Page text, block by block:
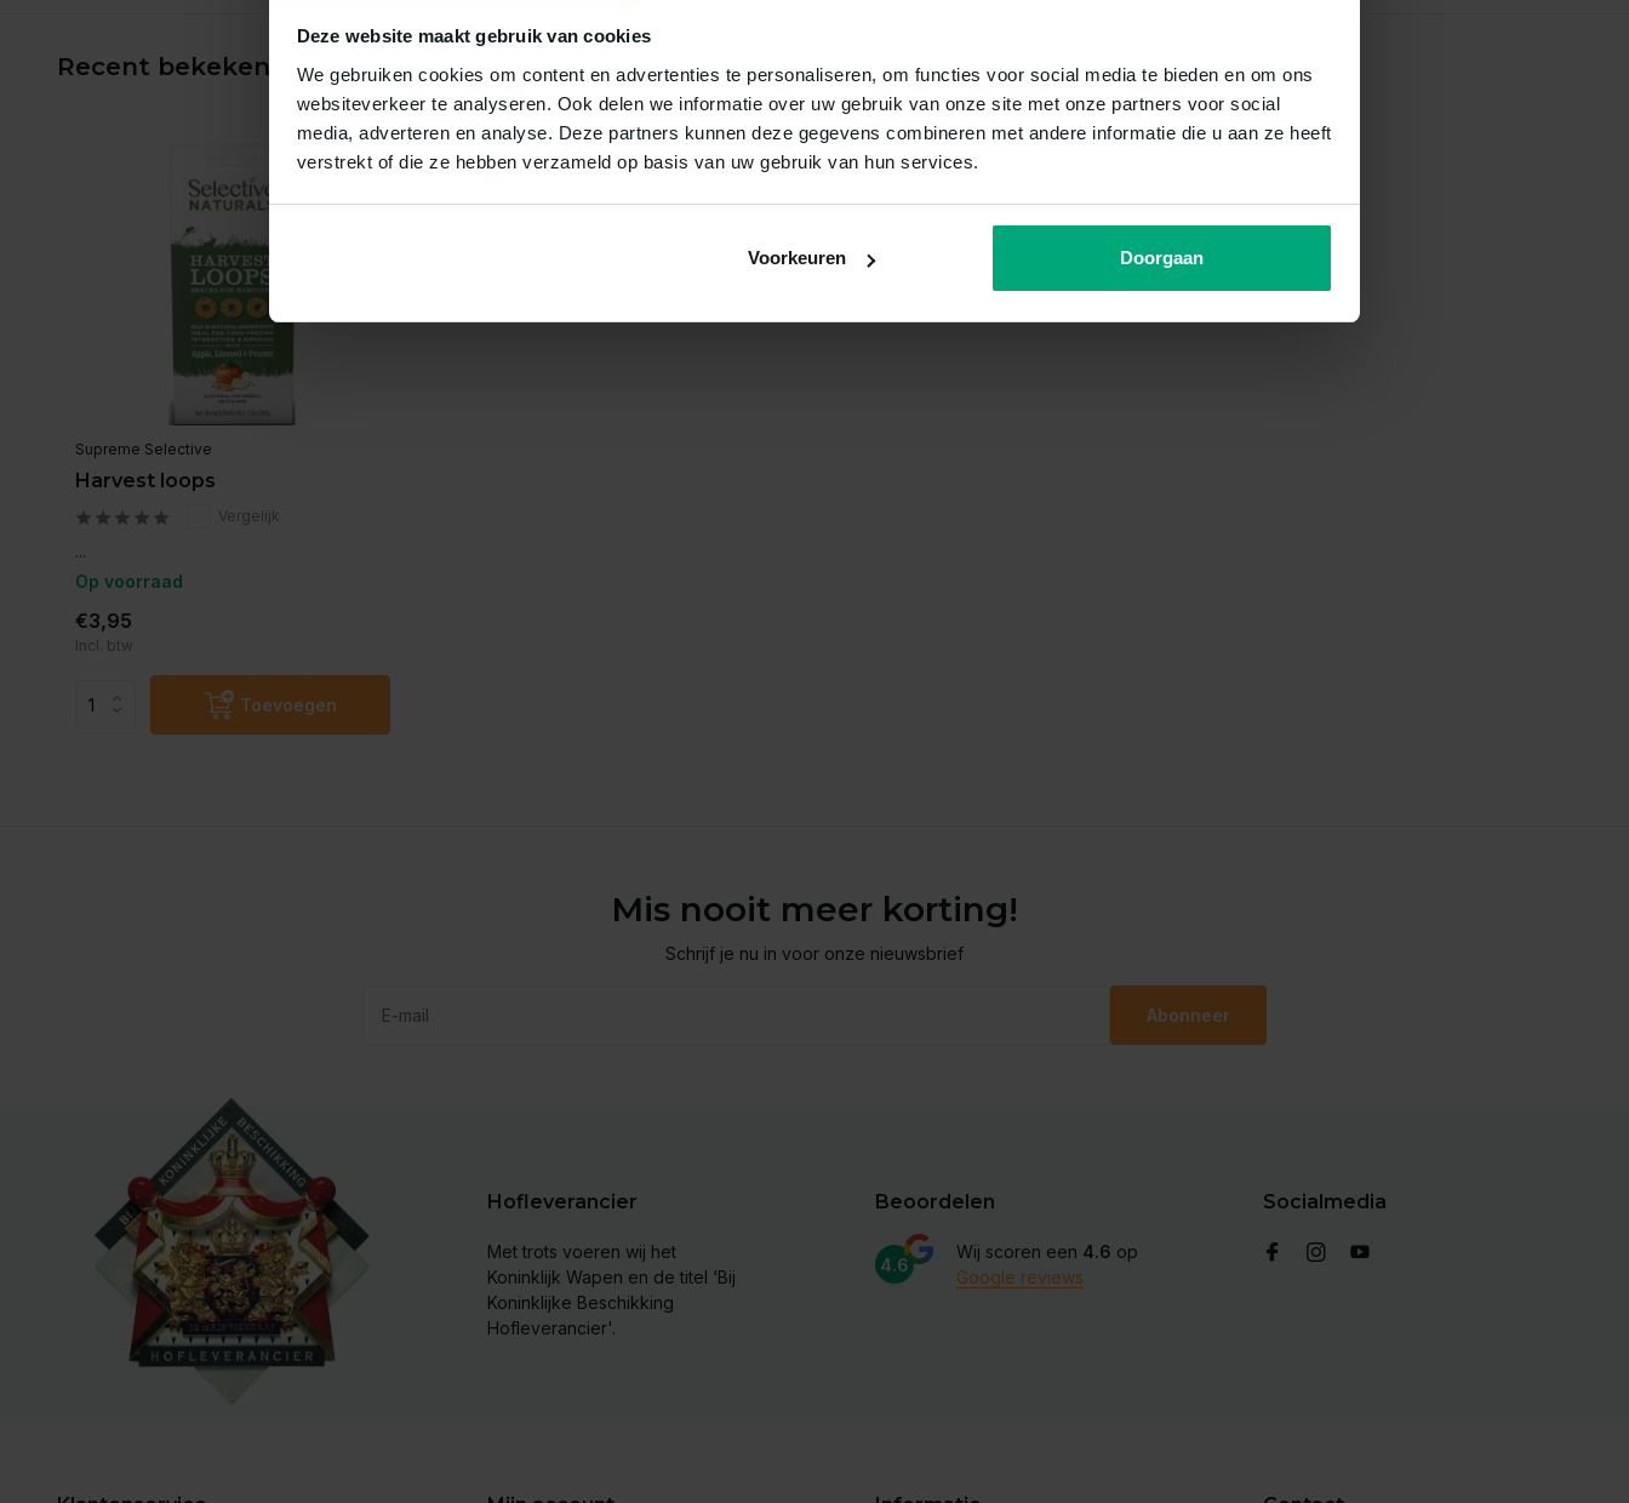
Deze website maakt gebruik van cookies
We gebruiken cookies om content en advertenties te personaliseren, om functies voor social media te bieden en om ons
websiteverkeer te analyseren. Ook delen we informatie over uw gebruik van onze site met onze partners voor social
media, adverteren en analyse. Deze partners kunnen deze gegevens combineren met andere informatie die u aan ze heeft
verstrekt of die ze hebben verzameld op basis van uw gebruik van hun services.
Voorkeuren Doorgaan
Recent bekeken
Supreme Selective
Harvest loops
Vergelijk
...
Op voorraad
€3,95
Incl. btw
Toevoegen
Mis nooit meer korting!
Schrijf je nu in voor onze nieuwsbrief
Abonneer
Hofleverancier
Met trots voeren wij het
Koninklijk Wapen en de titel ‘Bij
Koninklijke Beschikking
Hofleverancier'.
Beoordelen
4.6
Wij scoren een 4.6 op
Google reviews
Socialmedia